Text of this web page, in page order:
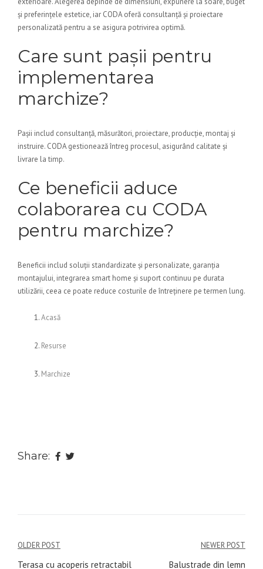
și preferințele estetice, iar CODA oferă consultanță și proiectare
personalizată pentru a se asigura potrivirea optimă.
Care sunt pașii pentru
implementarea
marchize?
Pașii includ consultanță, măsurători, proiectare, producție, montaj și
instruire. CODA gestionează întreg procesul, asigurând calitate și
livrare la timp.
Ce beneficii aduce
colaborarea cu CODA
pentru marchize?
Beneficii includ soluții standardizate și personalizate, garanția
montajului, integrarea smart home și suport continuu pe durata
utilizării, ceea ce poate reduce costurile de întreținere pe termen lung.
Acasă
Resurse
Marchize
Share:
Navigare
OLDER POST
Terasa cu acoperis retractabil
NEWER POST
Balustrade din lemn